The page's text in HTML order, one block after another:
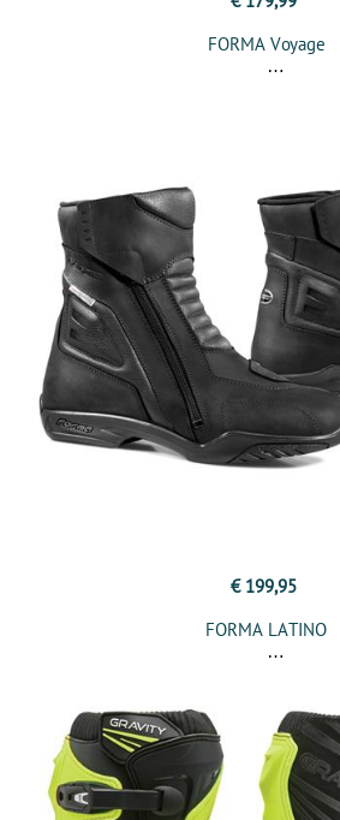
FORMA Voyage
€ 199,95
FORMA LATINO